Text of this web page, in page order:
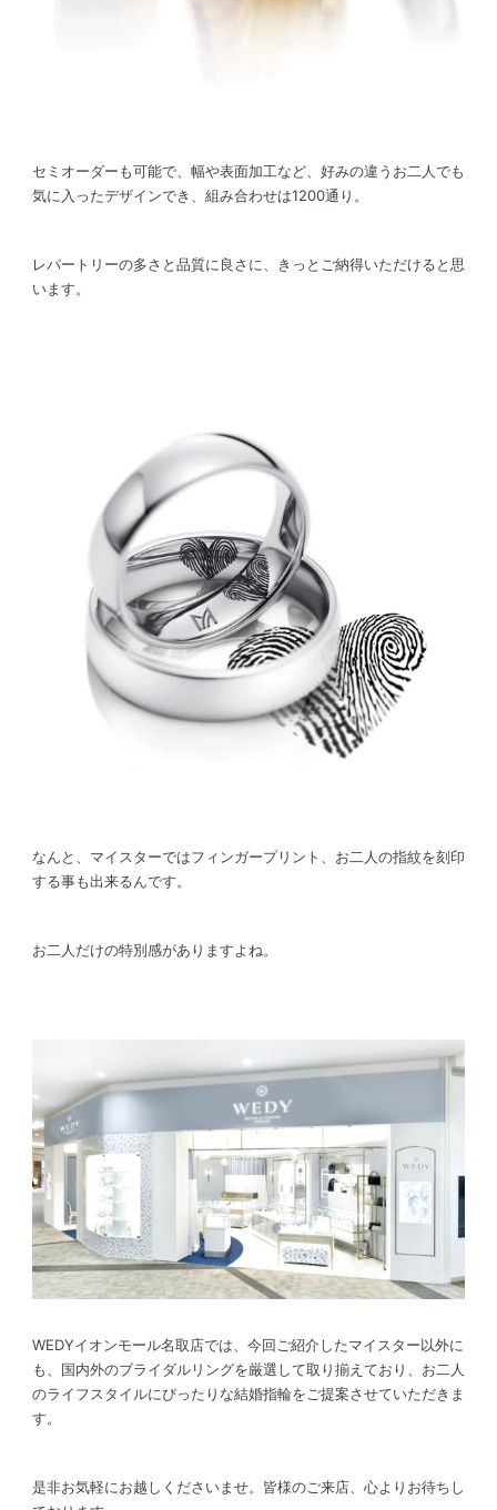
セミオーダーも可能で、幅や表面加工など、好みの違うお二人でも
気に入ったデザインでき、組み合わせは1200通り。
レパートリーの多さと品質に良さに、きっとご納得いただけると思
います。
なんと、マイスターではフィンガープリント、お二人の指紋を刻印
する事も出来るんです。
お二人だけの特別感がありますよね。
WEDYイオンモール名取店では、今回ご紹介したマイスター以外に
も、国内外のブライダルリングを厳選して取り揃えており、お二人
のライフスタイルにぴったりな結婚指輪をご提案させていただきま
す。
是非お気軽にお越しくださいませ。皆様のご来店、心よりお待ちし